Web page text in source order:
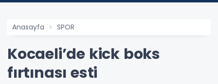
Anasayfa SPOR
Kocaeli’de kick boks
fırtınası esti